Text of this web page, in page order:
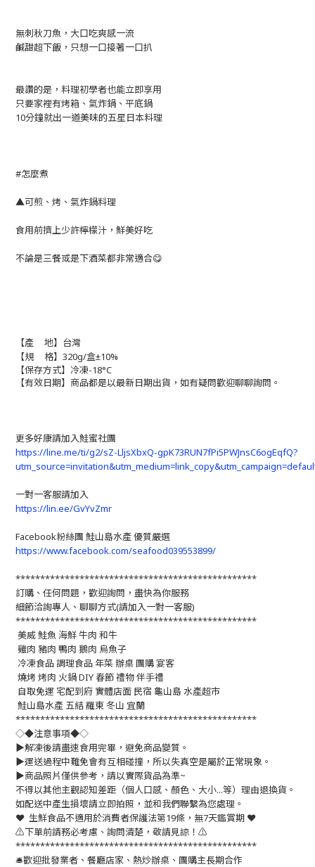
無刺秋刀魚，大口吃爽感一流
鹹甜超下飯，只想一口接著一口扒
最讚的是，料理初學者也能立即享用
只要家裡有烤箱、氣炸鍋、平底鍋
10分鐘就出一道美味的五星日本料理
#怎麼煮
▲可煎、烤、氣炸鍋料理
食用前擠上少許檸檬汁，鮮美好吃
不論是三餐或是下酒菜都非常適合😋
【產 地】台灣
【規 格】320g/盒±10%
【保存方式】冷凍-18°C
【有效日期】商品都是以最新日期出貨，如有疑問歡迎聊聊詢問。
更多好康請加入鮭蜜社團
https://line.me/ti/g2/sZ-LljsXbxQ-gpK73RUN7fPi5PWJnsC6ogEqfQ?
一對一客服請加入
https://lin.ee/GvYvZmr
Facebook粉絲團 鮭山島水產 優質嚴選
https://www.facebook.com/seafood039553899/
*************************************************
訂購、任何問題，歡迎詢問，盡快為你服務
細節洽詢專人、聊聊方式(請加入一對一客服)
*************************************************
美威 鮭魚 海鮮 牛肉 和牛
雞肉 豬肉 鴨肉 鵝肉 烏魚子
冷凍食品 調理食品 年菜 辦桌 團購 宴客
燒烤 烤肉 火鍋 DIY 春節 禮物 伴手禮
自取免運 宅配到府 實體店面 民宿 龜山島 水產超市
鮭山島水產 五結 羅東 冬山 宜蘭
*************************************************
◇◆注意事項◆◇
▶️解凍後請盡速食用完畢，避免商品變質。
▶️運送過程中難免會有互相碰撞，所以失真空是屬於正常現象。
▶️商品照片僅供參考，請以實際貨品為準~
不得以其他主觀認知差距（個人口感、顏色、大小...等）理由退換貨。
如配送中產生損壞請立即拍照，並和我們聯繫為您處理。
❤️ 生鮮食品不適用於消費者保護法第19條，無7天鑑賞期 ❤️
⚠️下單前請務必考慮、詢問清楚，敬請見諒！⚠️
*************************************************
🛎歡迎批發業者、餐廳店家、熱炒辦桌、團購主長期合作